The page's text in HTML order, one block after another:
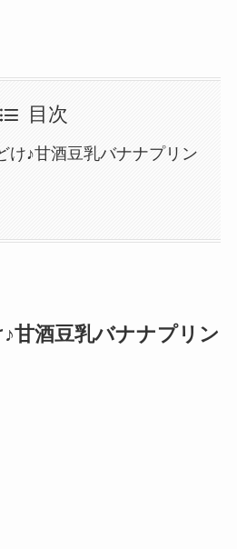
目次
け♪甘酒豆乳バナナプリン
甘酒豆乳バナナプリン